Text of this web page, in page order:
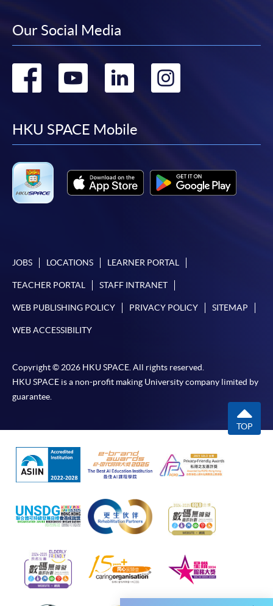
(「通知」)，請填妥有關「通知」，並親往報名中
有關繳費詳情，請參閱 付款方法
。如對報名程序有任
何疑問，請詳閱個別課程資料，或聯絡有關課程負責
選用網上報名服務必須在已接駁互聯網及支援
JavaScript程式瀏覽器的電腦上進行。建議選用
Google Chrome瀏覽器。
報讀優惠，請親臨學院的報名中心報名。
在網上報名過程中，由於提交課程申請和付款在系
統處理上為兩個不同的程序，成功付款並不保證成
快與 閣下聯絡。
程/科目只可提交一次申請。
在網上報名過程中，付款成功後，網頁將顯示付款
確認。另外，確認電子郵件亦會發送到 閣下的電
子郵件帳戶。請保留確定回條作日後查詢用途。
除特殊情況(例如課程因報名人數不足而被取消)及
法例規定外，一切已繳費用，概不退還。
如須甄選入學，則正式收據並不可作為 閣下已獲
取錄的證明。學院將在截止報名日期後儘快通知申
請者是否獲取錄。落選的申請人將獲退還已繳交的
學費。
免責聲明
Our Social Media
Go
facebook
Go
youtube
Go
linkedin
Go
HKU SPACE Mobile
JOBS LOCATIONS LEARNER PORTAL
TEACHER PORTAL STAFF INTRANET
WEB PUBLISHING POLICY PRIVACY POLICY SITEMAP
WEB ACCESSIBILITY
Copyright © 2026 HKU SPACE. All rights reserved.
HKU SPACE is a non-profit making University company limited by
guarantee.
TOP